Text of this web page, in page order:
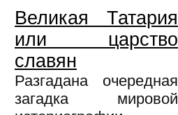
Великая Татария
или царство
славян
Разгадана очередная
загадка мировой